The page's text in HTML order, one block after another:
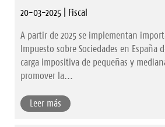
20-03-2025 | Fiscal
A partir de 2025 se implementan
Impuesto sobre Sociedades en España
carga impositiva de pequeñas y
promover la...
Leer más